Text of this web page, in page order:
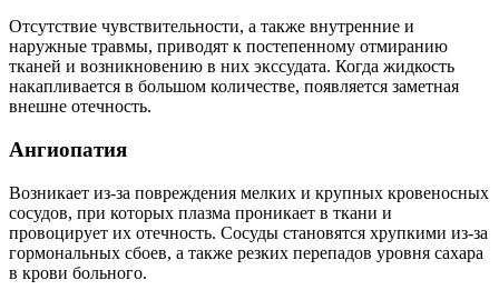
Отсутствие чувствительности, а также внутренние и
наружные травмы, приводят к постепенному отмиранию
тканей и возникновению в них экссудата. Когда жидкость
накапливается в большом количестве, появляется заметная
внешне отечность.
Ангиопатия
Возникает из-за повреждения мелких и крупных кровеносных
сосудов, при которых плазма проникает в ткани и
провоцирует их отечность. Сосуды становятся хрупкими из-за
гормональных сбоев, а также резких перепадов уровня сахара
в крови больного.